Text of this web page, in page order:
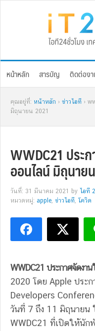
หน้าหลัก สารบัญ ติดต่อง
คุณอยู่ที่: หน้าหลัก › ข่าวไอที ›
มิถุนายน 2021
WWDC21 ประ
ออนไลน์ มิถุนาย
วันที่: 31 มีนาคม 2021 by ไอที
หมวดหมู่: apple, ข่าวไอที, โควิด
WWDC21 ประกาศจัดงา
2020 โดย Apple ประ
Developers
วันที่ 7 ถึง 11 มิถุนายน
WWDC21 ที่เปิดให้นัก